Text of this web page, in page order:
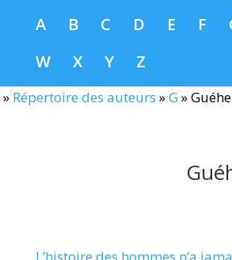
A B C D E F
W
X Y Z
» Répertoire des auteurs »G »